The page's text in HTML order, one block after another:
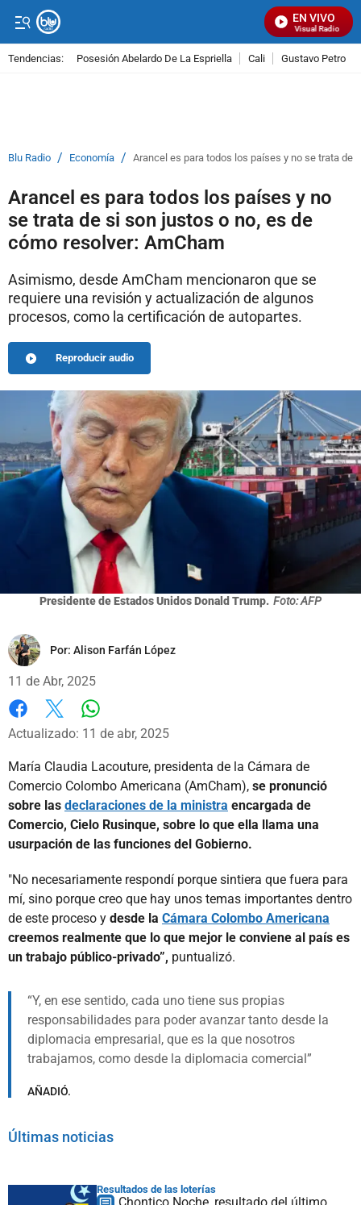
EN VIVO
Señal Visual Radio
Tendencias: Posesión Abelardo De La Espriella Cali Gustavo Petro
Blu Radio / Economía / Arancel es para todos los países y no se trata de
Arancel es para todos los países y no
se trata de si son justos o no, es de
cómo resolver: AmCham
Asimismo, desde AmCham mencionaron que se
requiere una revisión y actualización de algunos
procesos, como la certificación de autopartes.
Reproducir audio
Presidente de Estados Unidos Donald Trump. Foto: AFP
Por: Alison Farfán López
11 de Abr, 2025
Facebook
X
Actualizado: 11 de abr, 2025
María Claudia Lacouture, presidenta de la Cámara de
Comercio Colombo Americana (AmCham), se pronunció
sobre las declaraciones de la ministra encargada de
Comercio, Cielo Rusinque, sobre lo que ella llama una
usurpación de las funciones del Gobierno.
"No necesariamente respondí porque sintiera que fuera para
mí, sino porque creo que hay unos temas importantes dentro
de este proceso y desde la Cámara Colombo Americana
creemos realmente que lo que mejor le conviene al país es
un trabajo público-privado”, puntualizó.
Y, en ese sentido, cada uno tiene sus propias
responsabilidades para poder avanzar tanto desde la
diplomacia empresarial, que es la que nosotros
trabajamos, como desde la diplomacia comercial
AÑADIÓ.
Últimas noticias
Resultados de las loterías